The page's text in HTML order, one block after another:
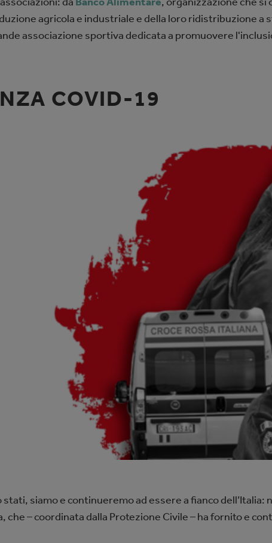
agricola e industriale e della loro ridistribuzione
associazione sportiva dedicata a promuovere
COVID-19
siamo e continueremo ad essere a fianco
che – coordinata dalla Protezione Civile – ha fornito e